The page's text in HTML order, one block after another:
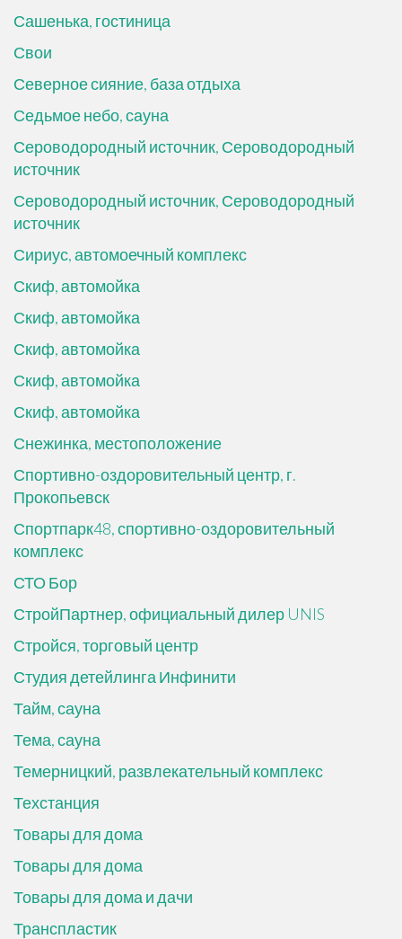
Сашенька, гостиница
Свои
Северное сияние, база отдыха
Седьмое небо, сауна
Сероводородный источник, Сероводородный
источник
Сероводородный источник, Сероводородный
источник
Сириус, автомоечный комплекс
Скиф, автомойка
Скиф, автомойка
Скиф, автомойка
Скиф, автомойка
Скиф, автомойка
Снежинка, местоположение
Спортивно-оздоровительный центр, г.
Прокопьевск
Спортпарк48, спортивно-оздоровительный
комплекс
СТО Бор
СтройПартнер, официальный дилер UNIS
Стройся, торговый центр
Студия детейлинга Инфинити
Тайм, сауна
Тема, сауна
Темерницкий, развлекательный комплекс
Техстанция
Товары для дома
Товары для дома
Товары для дома и дачи
Транспластик